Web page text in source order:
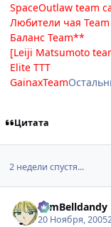
SpaceOutlaw team
Любители чая Team
Баланс Team**
[Leiji Matsumoto
Elite TTT
GainaxTeam
Цитата
2 недели спустя...
TomBelldandy
20 Ноября, 2005